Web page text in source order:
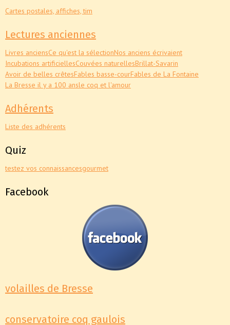
Cartes postales, affiches, tim
Lectures anciennes
Livres anciensCe qu'est la sélectionNos anciens écrivaient
Incubations artificiellesCouvées naturellesBrillat-Savarin
Avoir de belles crêtesFables basse-courFables de La Fontaine
La Bresse il y a 100 ansle coq et l'amour
Adhérents
Liste des adhérents
Quiz
testez vos connaissancesgourmet
Facebook
volailles de Bresse
conservatoire coq gaulois